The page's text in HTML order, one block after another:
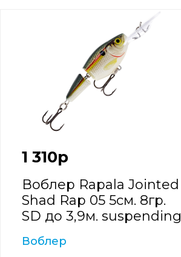
1 310р
Воблер Rapala Jointed
Shad Rap 05 5см. 8гр.
SD до 3,9м. suspending
Воблер